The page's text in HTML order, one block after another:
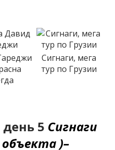
Сигнаги, мега
тур по Грузии
5 Сигнаги
)–